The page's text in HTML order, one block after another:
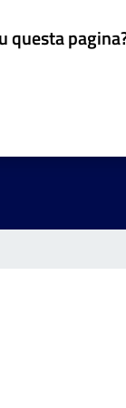
questa